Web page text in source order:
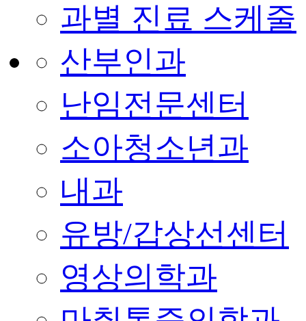
과별 진료 스케줄
산부인과
난임전문센터
소아청소년과
내과
유방/갑상선센터
영상의학과